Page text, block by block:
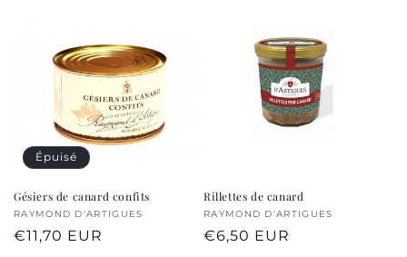
Épuisé
Gésiers de canard confits
Fournisseur :
RAYMOND D'ARTIGUES
Prix
€11,70 EUR
Rillettes de canard
Fournisseur :
RAYMOND D'ARTIGUES
Prix
€6,50 EUR